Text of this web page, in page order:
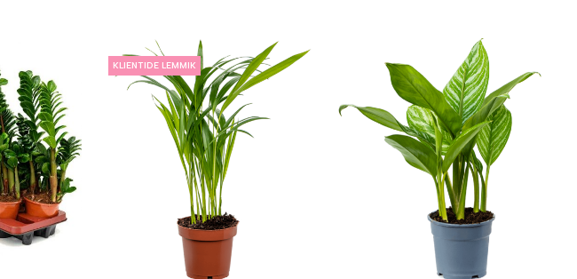
KLIENTIDE LEMMIK